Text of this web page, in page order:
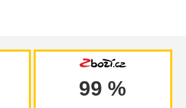
99 %